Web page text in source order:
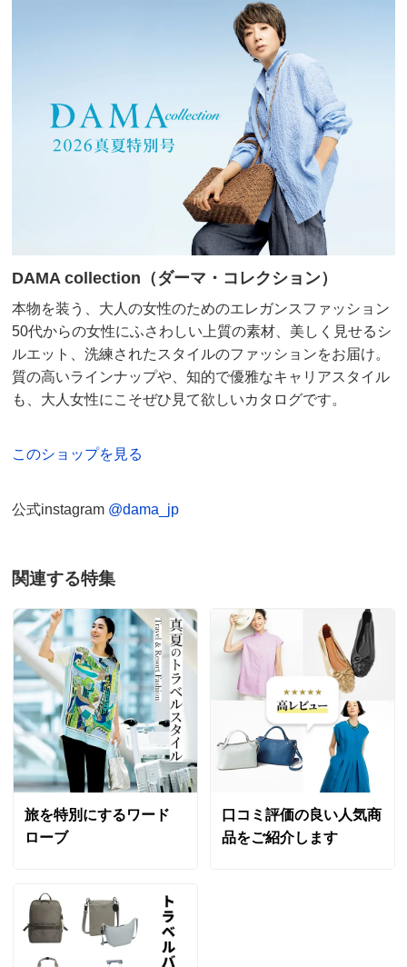
DAMA collection（ダーマ・コレクション）
本物を装う、大人の女性のためのエレガンスファッション
50代からの女性にふさわしい上質の素材、美しく見せるシ
ルエット、洗練されたスタイルのファッションをお届け。
質の高いラインナップや、知的で優雅なキャリアスタイル
も、大人女性にこそぜひ見て欲しいカタログです。
このショップを見る
公式instagram @dama_jp
関連する特集
旅を特別にするワード
ローブ
口コミ評価の良い人気商
品をご紹介します